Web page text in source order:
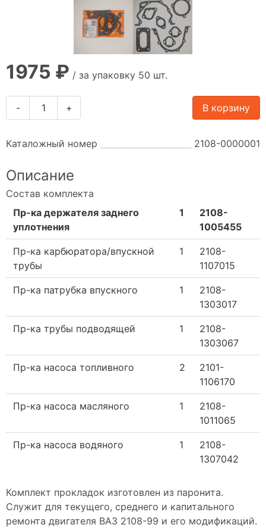
1975 ₽ / за упаковку 50 шт.
- + В корзину
Каталожный номер 2108-0000001
Описание
Состав комплекта
Пр-ка держателя заднего
уплотнения
1
2108-
1005455
Пр-ка карбюратора/впускной
трубы
1
2108-
1107015
Пр-ка патрубка впускного 1
2108-
1303017
Пр-ка трубы подводящей 1
2108-
1303067
Пр-ка насоса топливного 2
2101-
1106170
Пр-ка насоса масляного 1
2108-
1011065
Пр-ка насоса водяного 1
2108-
1307042
Комплект прокладок изготовлен из паронита.
Служит для текущего, среднего и капитального
ремонта двигателя ВАЗ 2108-99 и его модификаций.